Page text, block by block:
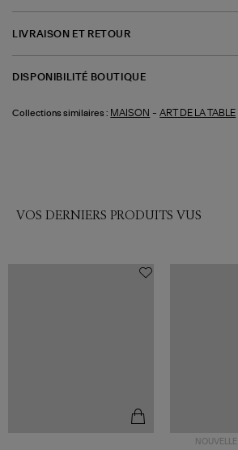
LIVRAISON ET RETOUR
DISPONIBILITÉ BOUTIQUE
Collections similaires : MAISON -ART DE LA TABLE
VOS DERNIERS PRODUITS VUS